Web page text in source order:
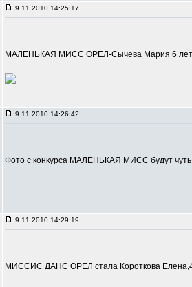
9.11.2010 14:25:17
МАЛЕНЬКАЯ МИСС ОРЕЛ-Сычева Мария 6
9.11.2010 14:26:42
Фото с конкурса МАЛЕНЬКАЯ МИСС будут
9.11.2010 14:29:19
МИССИС ДАНС ОРЕЛ стала Короткова